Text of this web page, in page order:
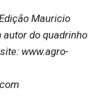
Mauricio
autor do quadrinho
www.agro-